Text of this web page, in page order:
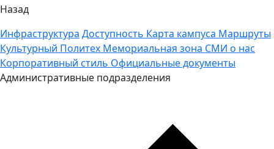
Назад
Инфраструктура Доступность Карта кампуса Маршруты
Культурный Политех Мемориальная зона СМИ о нас
Корпоративный стиль Официальные документы
Административные подразделения